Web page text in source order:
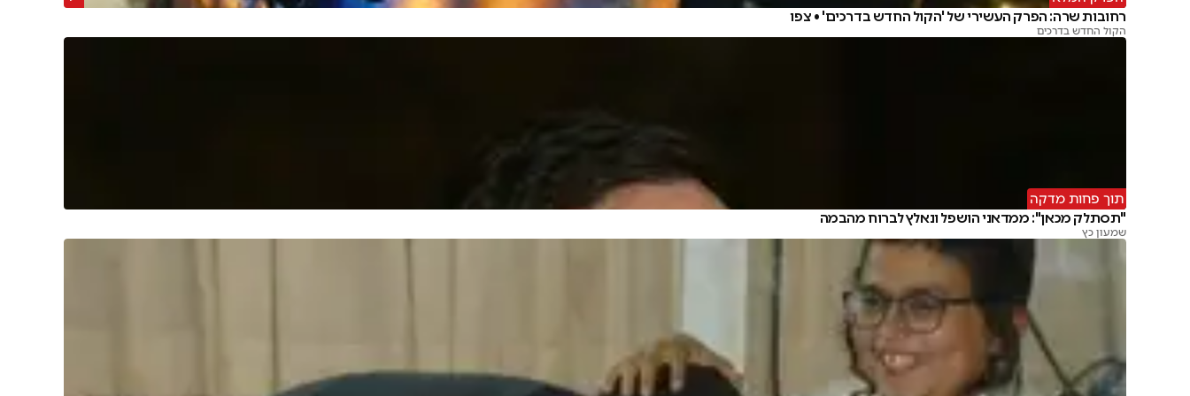
רחובות שרה: הפרק העשירי של 'הקול החדש בדרכים' • צפו
הקול החדש בדרכים
תוך פחות מדקה
"תסתלק מכאן": ממדאני הושפל ונאלץ לברוח מהבמה
שמעון כץ